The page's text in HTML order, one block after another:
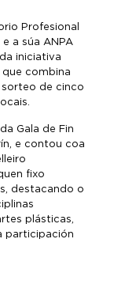
Profesional
a súa ANPA
iniciativa
que combina
de cinco
Gala de Fin
e contou coa
fixo
destacando o
plásticas,
participación